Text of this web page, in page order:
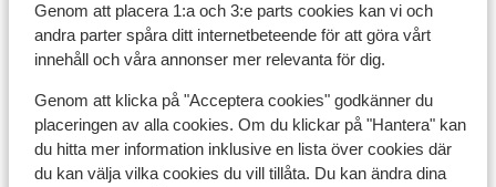
Genom att placera 1:a och 3:e parts cookies kan vi och
andra parter spåra ditt internetbeteende för att göra vårt
innehåll och våra annonser mer relevanta för dig.
Genom att klicka på "Acceptera cookies" godkänner du
placeringen av alla cookies. Om du klickar på "Hantera" kan
du hitta mer information inklusive en lista över cookies där
du kan välja vilka cookies du vill tillåta. Du kan ändra dina